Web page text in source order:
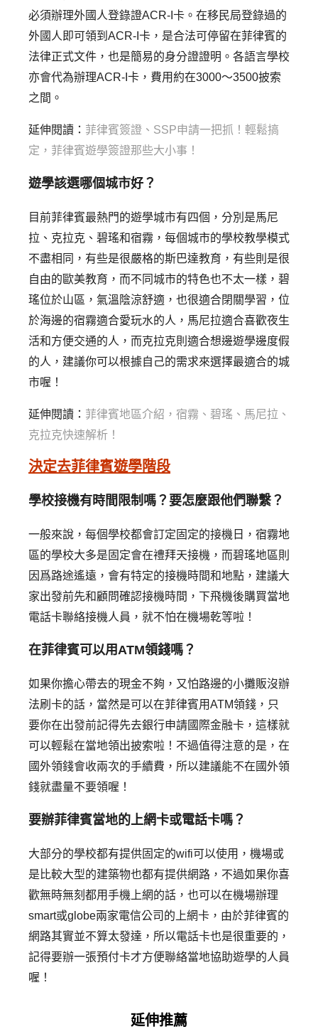
必須辦理外國人登錄證ACR-I卡。在移民局登錄過的
外國人即可領到ACR-I卡，是合法可停留在菲律賓的
法律正式文件，也是簡易的身分證證明。各語言學校
亦會代為辦理ACR-I卡，費用約在3000～3500披索
之間。
延伸閱讀： 菲律賓簽證、SSP申請一把抓！輕鬆搞
定，菲律賓遊學簽證那些大小事！
遊學該選哪個城市好？
目前菲律賓最熱門的遊學城市有四個，分別是馬尼
拉、克拉克、碧瑤和宿霧，每個城市的學校教學模式
不盡相同，有些是很嚴格的斯巴達教育，有些則是很
自由的歐美教育，而不同城市的特色也不太一樣，碧
瑤位於山區，氣溫陰涼舒適，也很適合閉關學習，位
於海邊的宿霧適合愛玩水的人，馬尼拉適合喜歡夜生
活和方便交通的人，而克拉克則適合想邊遊學邊度假
的人，建議你可以根據自己的需求來選擇最適合的城
市喔！
延伸閱讀： 菲律賓地區介紹，宿霧、碧瑤、馬尼拉、
克拉克快速解析！
決定去菲律賓遊學階段
學校接機有時間限制嗎？要怎麼跟他們聯繫？
一般來說，每個學校都會訂定固定的接機日，宿霧地
區的學校大多是固定會在禮拜天接機，而碧瑤地區則
因爲路途遙遠，會有特定的接機時間和地點，建議大
家出發前先和顧問確認接機時間，下飛機後購買當地
電話卡聯絡接機人員，就不怕在機場乾等啦！
在菲律賓可以用ATM領錢嗎？
如果你擔心帶去的現金不夠，又怕路邊的小攤販沒辦
法刷卡的話，當然是可以在菲律賓用ATM領錢，只
要你在出發前記得先去銀行申請國際金融卡，這樣就
可以輕鬆在當地領出披索啦！不過值得注意的是，在
國外領錢會收兩次的手續費，所以建議能不在國外領
錢就盡量不要領喔！
要辦菲律賓當地的上網卡或電話卡嗎？
大部分的學校都有提供固定的wifi可以使用，機場或
是比較大型的建築物也都有提供網路，不過如果你喜
歡無時無刻都用手機上網的話，也可以在機場辦理
smart或globe兩家電信公司的上網卡，由於菲律賓的
網路其實並不算太發達，所以電話卡也是很重要的，
記得要辦一張預付卡才方便聯絡當地協助遊學的人員
喔！
延伸推薦